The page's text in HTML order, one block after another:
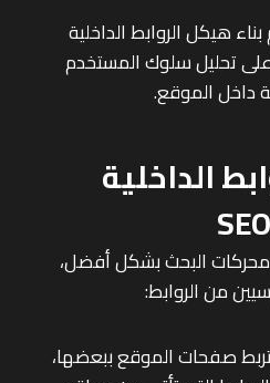
بناء هيكل الروابط الداخلية
على تحليل سلوك المستخدم
داخل الموقع.
الداخلية
البحث بشكل أفضل،
من الروابط:
تربط صفحات الموقع ببعضها،